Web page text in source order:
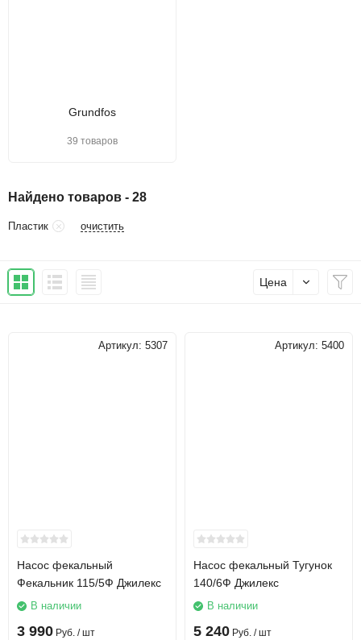
Grundfos
39 товаров
Найдено товаров - 28
Пластик очистить
Цена
Артикул: 5307
Насос фекальный
Фекальник 115/5Ф Джилекс
В наличии
3 990 Руб. / шт
Артикул: 5400
Насос фекальный Тугунок
140/6Ф Джилекс
В наличии
5 240 Руб. / шт